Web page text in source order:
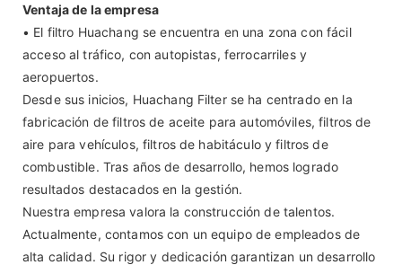
Ventaja de la empresa
• El filtro Huachang se encuentra en una zona con fácil
acceso al tráfico, con autopistas, ferrocarriles y
aeropuertos.
Desde sus inicios, Huachang Filter se ha centrado en la
fabricación de filtros de aceite para automóviles, filtros de
aire para vehículos, filtros de habitáculo y filtros de
combustible. Tras años de desarrollo, hemos logrado
resultados destacados en la gestión.
Nuestra empresa valora la construcción de talentos.
Actualmente, contamos con un equipo de empleados de
alta calidad. Su rigor y dedicación garantizan un desarrollo